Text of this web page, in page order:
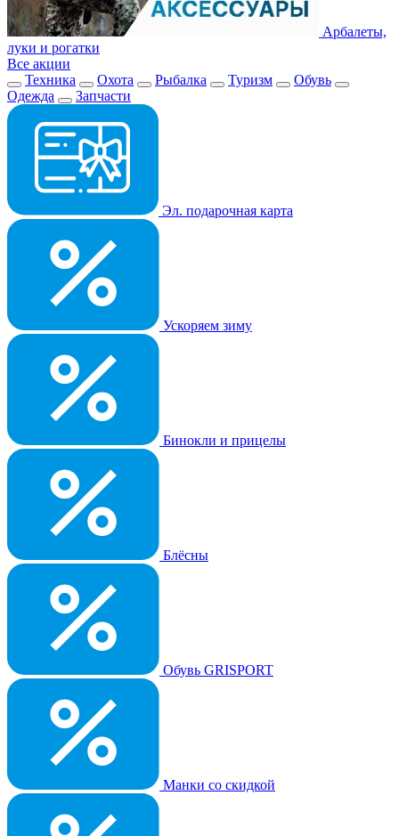
Арбалеты,
луки и рогатки
Все акции
Техника
Охота Рыбалка Туризм
Обувь
Одежда
Запчасти
Эл. подарочная карта
Ускоряем зиму
Бинокли и прицелы
Блёсны
Обувь GRISPORT
Манки со скидкой